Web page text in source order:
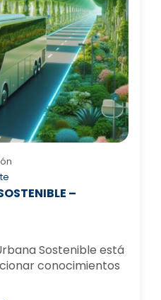
–
Sostenible está
conocimientos